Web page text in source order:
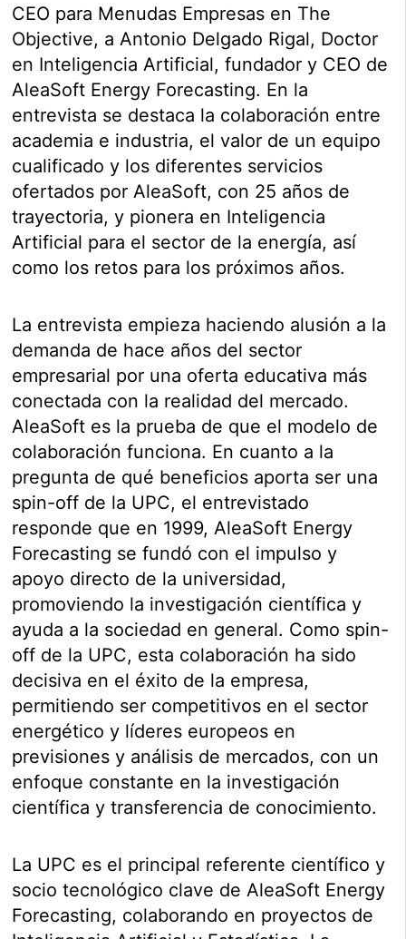
CEO para Menudas Empresas en The
Objective, a Antonio Delgado Rigal, Doctor
en Inteligencia Artificial, fundador y CEO de
AleaSoft Energy Forecasting. En la
entrevista se destaca la colaboración entre
academia e industria, el valor de un equipo
cualificado y los diferentes servicios
ofertados por AleaSoft, con 25 años de
trayectoria, y pionera en Inteligencia
Artificial para el sector de la energía, así
como los retos para los próximos años.
La entrevista empieza haciendo alusión a la
demanda de hace años del sector
empresarial por una oferta educativa más
conectada con la realidad del mercado.
AleaSoft es la prueba de que el modelo de
colaboración funciona. En cuanto a la
pregunta de qué beneficios aporta ser una
spin-off de la UPC, el entrevistado
responde que en 1999, AleaSoft Energy
Forecasting se fundó con el impulso y
apoyo directo de la universidad,
promoviendo la investigación científica y
ayuda a la sociedad en general. Como spin-
off de la UPC, esta colaboración ha sido
decisiva en el éxito de la empresa,
permitiendo ser competitivos en el sector
energético y líderes europeos en
previsiones y análisis de mercados, con un
enfoque constante en la investigación
científica y transferencia de conocimiento.
La UPC es el principal referente científico y
socio tecnológico clave de AleaSoft Energy
Forecasting, colaborando en proyectos de